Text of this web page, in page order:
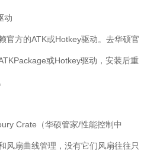
动
官方的ATK或Hotkey驱动。去华硕官
或Hotkey驱动，安装后重
Crate （华硕管家/性能控制中
风扇曲线管理，没有它们风扇往往只